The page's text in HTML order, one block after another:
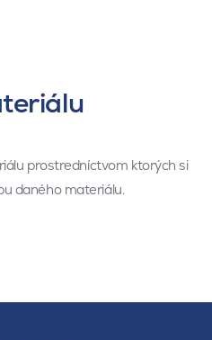
prostredníctvom ktorých si
daného materiálu.